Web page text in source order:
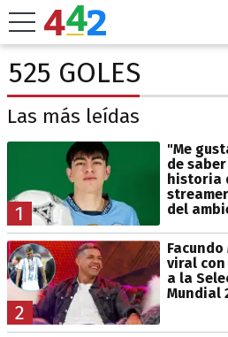
525 GOLES
Las más leídas
1
"Me
de
historia
del
2
viral
a la
Mundial